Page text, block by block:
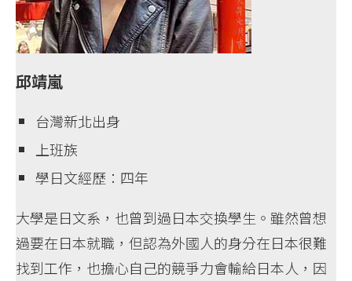
邱靖嵐
台灣新北出身
上班族
學日文經歷：四年
大學是日文系，也曾到過日本交換學生。雖然曾想
過要在日本就職，但認為外國人的身分在日本很難
找到工作，也擔心自己的競爭力會輸給日本人，因